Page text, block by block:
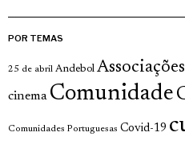
POR TEMAS
25 de abril Andebol Associações
cinema Comunidade
Comunidades Portuguesas Covid-19